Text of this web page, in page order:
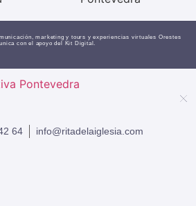
marketing y tours y experiencias virtuales Orestes
con el apoyo del Kit Digital.
64 info@ritadelaiglesia.com